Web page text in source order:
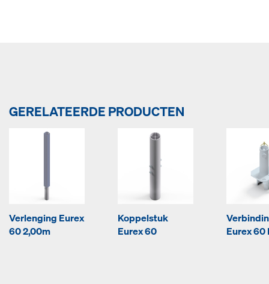
GERELATEERDE PRODUCTEN
Verlenging Eurex
60 2,00m
Koppelstuk
Eurex 60
Eurex 60